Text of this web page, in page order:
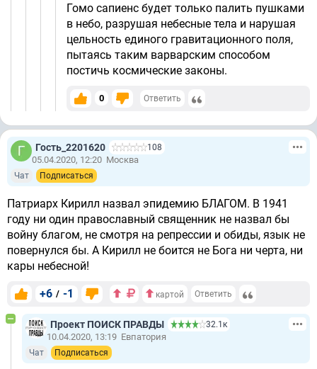
Гомо сапиенс будет только палить пушками
в небо, разрушая небесные тела и нарушая
цельность единого гравитационного поля,
пытаясь таким варварским способом
постичь космические законы.
0 Ответить
Гость_2201620 108
05.04.2020, 12:20 Москва
Чат Подписаться
Патриарх Кирилл назвал эпидемию БЛАГОМ. В 1941
году ни один православный священник не назвал бы
войну благом, не смотря на репрессии и обиды, язык не
повернулся бы. А Кирилл не боится не Бога ни черта, ни
кары небесной!
+6 / -1 картой Ответить
Проект ПОИСК ПРАВДЫ 32.1к
10.04.2020, 13:19 Евпатория
Чат Подписаться